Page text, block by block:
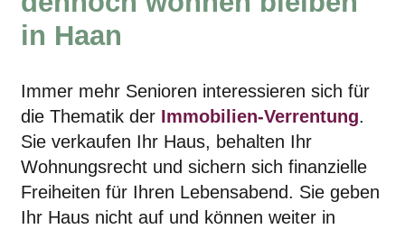
in Haan
Immer mehr Senioren interessieren sich für
die Thematik der Immobilien-Verrentung.
Sie verkaufen Ihr Haus, behalten Ihr
Wohnungsrecht und sichern sich finanzielle
Freiheiten für Ihren Lebensabend. Sie geben
Ihr Haus nicht auf und können weiter in